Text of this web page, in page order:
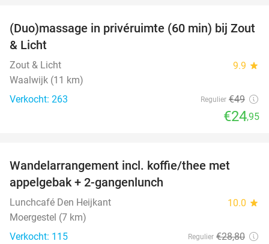
49%
(Duo)massage in privéruimte (60 min) bij Zout
& Licht
Zout & Licht 9.9 star
Waalwijk (11 km)
Verkocht: 263
Regulier €49
€24,95
Wandelarrangement incl. koffie/thee met
appelgebak + 2-gangenlunch
Lunchcafé Den Heijkant 10.0 star
Moergestel (7 km)
Verkocht: 115
Regulier €28,80